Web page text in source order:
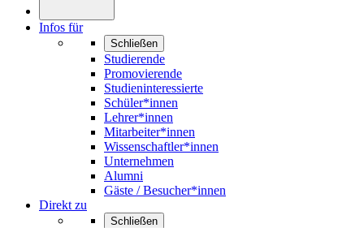
Infos für
Schließen
Studierende
Promovierende
Studieninteressierte
Schüler*innen
Lehrer*innen
Mitarbeiter*innen
Wissenschaftler*innen
Unternehmen
Alumni
Gäste / Besucher*innen
Direkt zu
Schließen